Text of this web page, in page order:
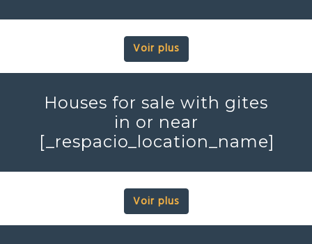
Voir plus
Houses for sale with gites
in or near
[_respacio_location_name]
Voir plus